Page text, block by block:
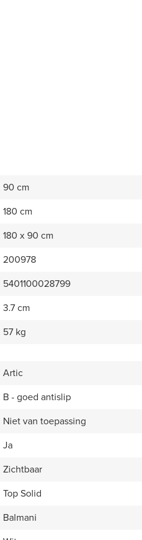
90 cm
180 cm
180 x 90 cm
200978
5401100028799
3.7 cm
57 kg
Artic
B - goed antislip
Niet van toepassing
Ja
Zichtbaar
Top Solid
Balmani